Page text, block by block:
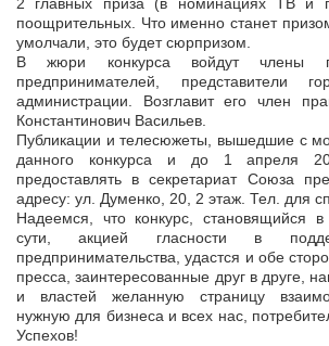
2 главных приза (в номинациях ТВ и
поощрительных. Что именно станет
умолчали, это будет сюрпризом.
В жюри конкурса войдут члены
предпринимателей, представители
администрации. Возглавит его член
Константинович Васильев.
Публикации и телесюжеты, вышедшие с
данного конкурса и до 1 апреля
предоставлять в секретариат Союза
адресу: ул. Думенко, 20, 2 этаж. Тел. для
Надеемся, что конкурс, становящийся в
сути, акцией гласности в
предпринимательства, удастся и обе
пресса, заинтересованные друг в друге,
и властей желанную страницу
нужную для бизнеса и всех нас,
Успехов!